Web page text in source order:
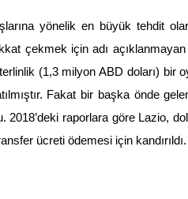
yönelik en büyük tehdit
çekmek için adı
(1,3 milyon ABD doları) bir
Fakat bir başka önde
2018’deki raporlara göre Lazio,
ücreti ödemesi için kandırıldı.